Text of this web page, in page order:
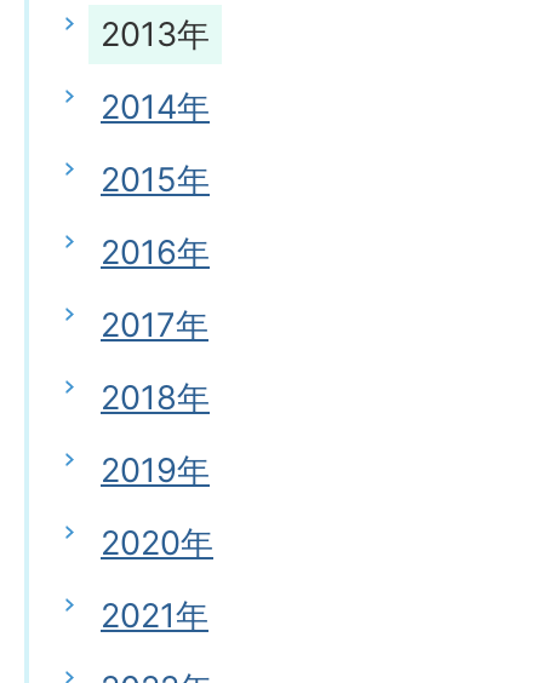
2013年
2014年
2015年
2016年
2017年
2018年
2019年
2020年
2021年